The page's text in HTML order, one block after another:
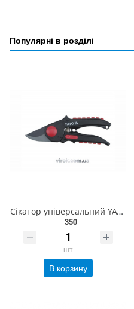
Популярні в розділі
Сікатор універсальний YATO : Ø= 15 мм, L= 190 мм [12/72] YT-8811
350
шт
В корзину